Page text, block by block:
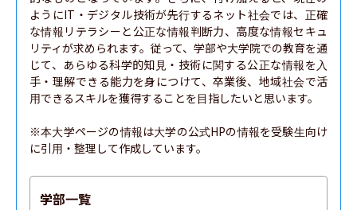
ようにIT・デジタル技術が先行するネット社会では、正確
な情報リテラシーと公正な情報判断力、高度な情報セキュ
リティが求められます。従って、学部や大学院での教育を通
じて、あらゆる科学的知見・技術に関する公正な情報を入
手・理解できる能力を身につけて、卒業後、地域社会で活
用できるスキルを獲得することを目指したいと思います。
※本大学ページの情報は大学の公式HPの情報を受験生向け
に引用・整理して作成しています。
学部一覧